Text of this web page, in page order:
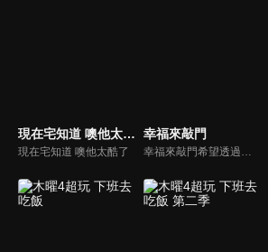
現在宅知道 噢他太酷了
現在宅知道 噢他太酷了
幸福來敲門
幸福來敲門希望透過藝人、觀眾、夫妻來賓的經驗分享以及專家解析：傳遞聖經中的家庭價值觀，提供現代人面臨婚姻與家庭各種狀況接踵而來時的答案，並且邀請上帝成為每個家庭的主人。